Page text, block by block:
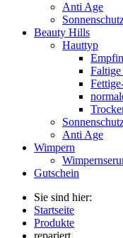
Anti Age
Beauty Hills
Hauttyp
Anti Age
Wimpern
Gutschein
Sie sind hier:
Startseite
Produkte
repariert